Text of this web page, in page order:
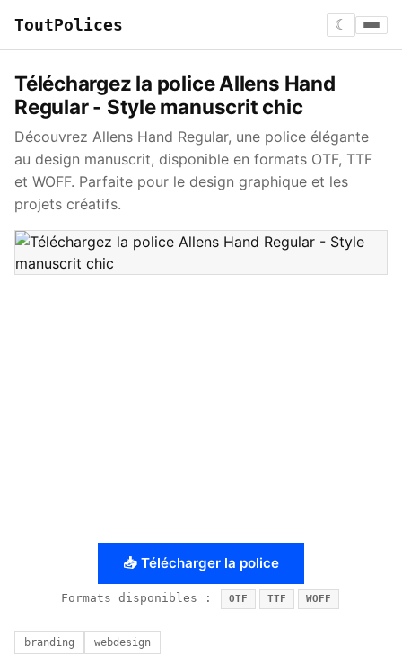
ToutPolices ☾
Téléchargez la police Allens Hand
Regular - Style manuscrit chic
Découvrez Allens Hand Regular, une police élégante
au design manuscrit, disponible en formats OTF, TTF
et WOFF. Parfaite pour le design graphique et les
projets créatifs.
📥 Télécharger la police
Formats disponibles : OTF TTF WOFF
branding webdesign